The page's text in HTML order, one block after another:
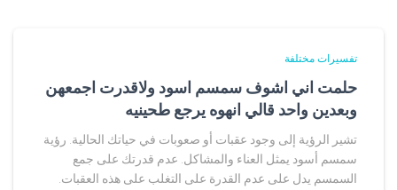
تفسيرات مختلفة
حلمت اني اشوف سمسم اسود ولاقدرت اجمعهن
وبعدين واحد قالي انهوه يرجع طحينيه
تشير الرؤية إلى وجود عقبات أو صعوبات في حياتك الحالية. رؤية
سمسم أسود يمثل العناء والمشاكل. عدم قدرتك على جمع
السمسم يدل على عدم القدرة على التغلب على هذه العقبات.